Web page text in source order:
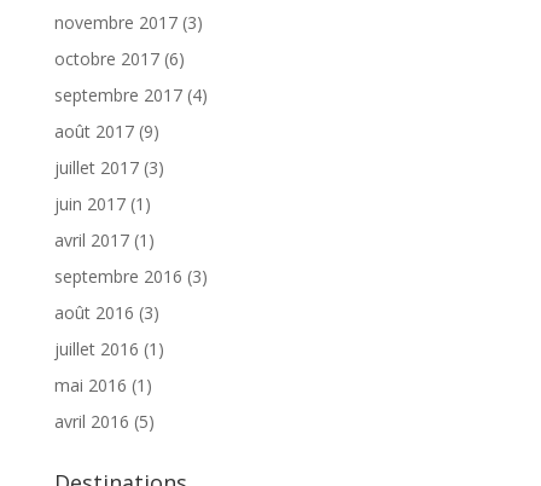
novembre 2017(3)
octobre 2017(6)
septembre 2017(4)
août 2017(9)
juillet 2017(3)
juin 2017(1)
avril 2017(1)
septembre 2016 (3)
août 2016 (3)
juillet 2016 (1)
mai 2016 (1)
avril 2016 (5)